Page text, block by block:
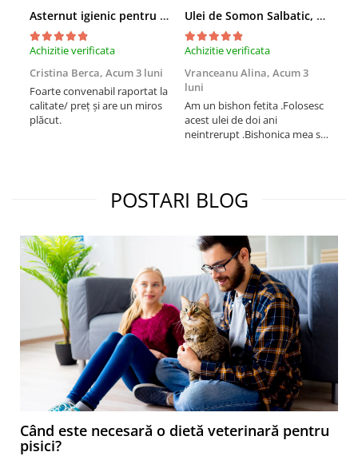
Asternut igienic pentru pisici Tofu Lavanda, Mon Petit 5 l
Achizitie verificata
Cristina Berca, Acum 3 luni
Foarte convenabil raportat la
calitate/ preț și are un miros
plăcut.
Ulei de Somon Salbatic, câini și pisici, piele si blană, BEST4PETS, 1l
Achizitie verificata
Vranceanu Alina, Acum 3
luni
Am un bishon fetita .Folosesc
acest ulei de doi ani
neintrerupt .Bishonica mea se
treia comanda recomand cu
mult drag !
POSTARI BLOG
Când este necesară o dietă veterinară pentru
pisici?